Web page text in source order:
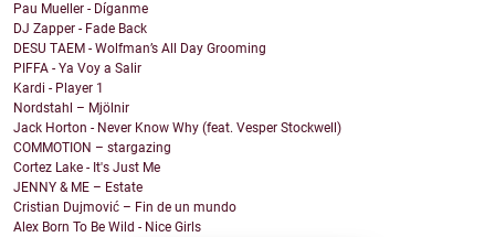
Pau Mueller - Díganme
DJ Zapper - Fade Back
DESU TAEM - Wolfman’s All Day Grooming
PIFFA - Ya Voy a Salir
Kardi - Player 1
Nordstahl – Mjölnir
Jack Horton - Never Know Why (feat. Vesper Stockwell)
COMMOTION – stargazing
Cortez Lake - It's Just Me
JENNY & ME – Estate
Cristian Dujmović – Fin de un mundo
Alex Born To Be Wild - Nice Girls